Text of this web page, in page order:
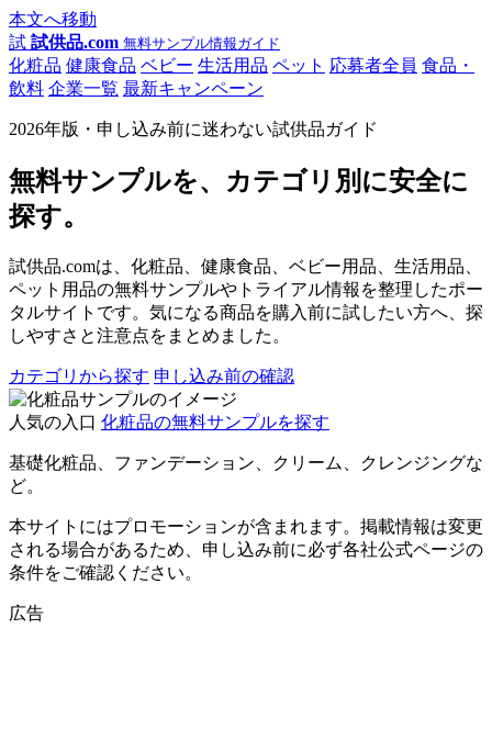
本文へ移動
試 試供品.com 無料サンプル情報ガイド
化粧品 健康食品 ベビー 生活用品 ペット 応募者全員 食品・
飲料 企業一覧 最新キャンペーン
2026年版・申し込み前に迷わない試供品ガイド
無料サンプルを、カテゴリ別に安全に
探す。
試供品.comは、化粧品、健康食品、ベビー用品、生活用品、
ペット用品の無料サンプルやトライアル情報を整理したポー
タルサイトです。気になる商品を購入前に試したい方へ、探
しやすさと注意点をまとめました。
カテゴリから探す 申し込み前の確認
人気の入口 化粧品の無料サンプルを探す
基礎化粧品、ファンデーション、クリーム、クレンジングな
ど。
本サイトにはプロモーションが含まれます。掲載情報は変更
される場合があるため、申し込み前に必ず各社公式ページの
条件をご確認ください。
広告